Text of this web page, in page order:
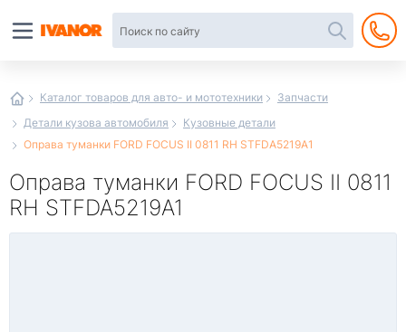
Каталог товаров для авто- и мототехники
Запчасти
Детали кузова автомобиля
Кузовные детали
Оправа туманки FORD FOCUS II 0811 RH STFDA5219A1
Оправа туманки FORD FOCUS II 0811
RH STFDA5219A1
интернет-